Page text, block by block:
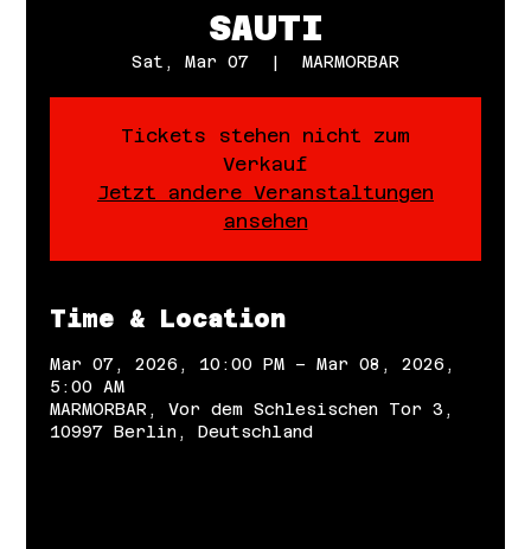
SAUTI
Sat, Mar 07
  |
MARMORBAR
Tickets stehen nicht zum
Verkauf
Jetzt andere Veranstaltungen
ansehen
Time & Location
Mar 07, 2026, 10:00 PM – Mar 08, 2026,
5:00 AM
MARMORBAR, Vor dem Schlesischen Tor 3,
10997 Berlin, Deutschland